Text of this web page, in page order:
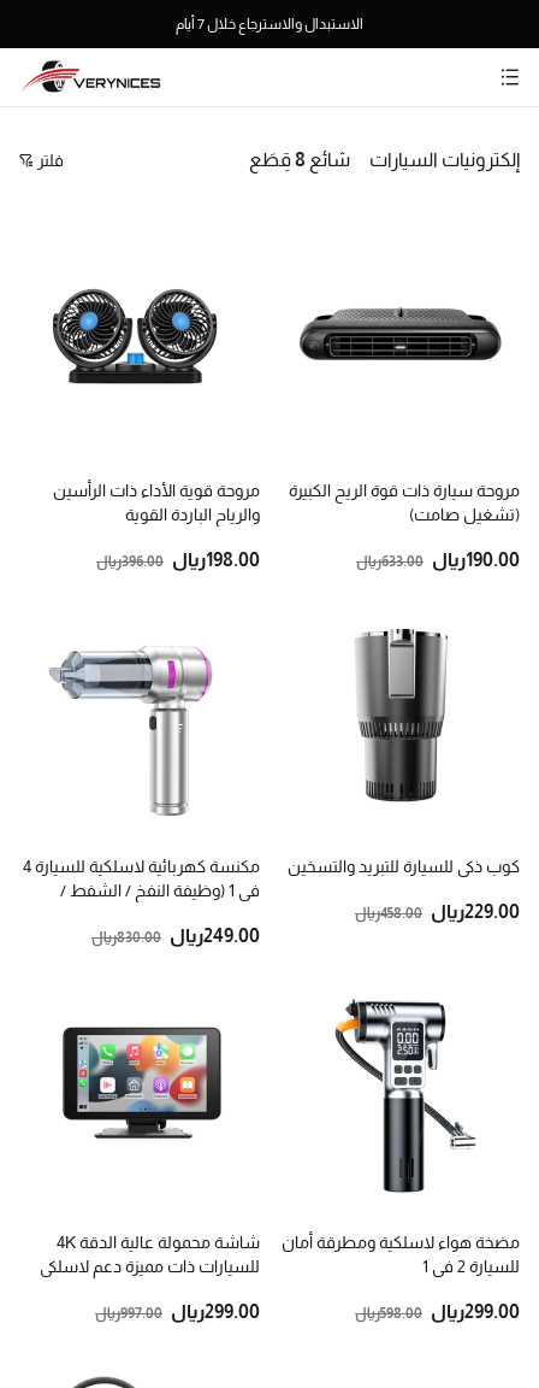
الاستبدال والاسترجاع خلال 7 أيام
إلكترونيات السيارات شائع 8قِطَع فلتر
الترتيب حسب السعر من الأقل إلى الأعلى
الترتيب حسب السعر من الأعلى إلى الأدنى
مروحة سيارة ذات قوة الريح الكبيرة
(تشغيل صامت)
190.00 ريال 633.00 ريال
مروحة قوية الأداء ذات الرأسين
والرياح الباردة القوية
198.00 ريال 396.00 ريال
كوب ذكي للسيارة للتبريد والتسخين
229.00 ريال 458.00 ريال
مكنسة كهربائية لاسلكية للسيارة 4
في 1 (وظيفة النفخ / الشفط /
249.00 ريال 830.00 ريال
مضخة هواء لاسلكية ومطرقة أمان
للسيارة 2 في 1
299.00 ريال 598.00 ريال
شاشة محمولة عالية الدقة 4K
للسيارات ذات مميزة دعم لاسلكي
299.00 ريال 997.00 ريال